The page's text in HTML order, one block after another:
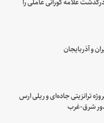
و آذربایجان
ترانزیتی جاده‌ای و ریلی ارس
شرق-غرب